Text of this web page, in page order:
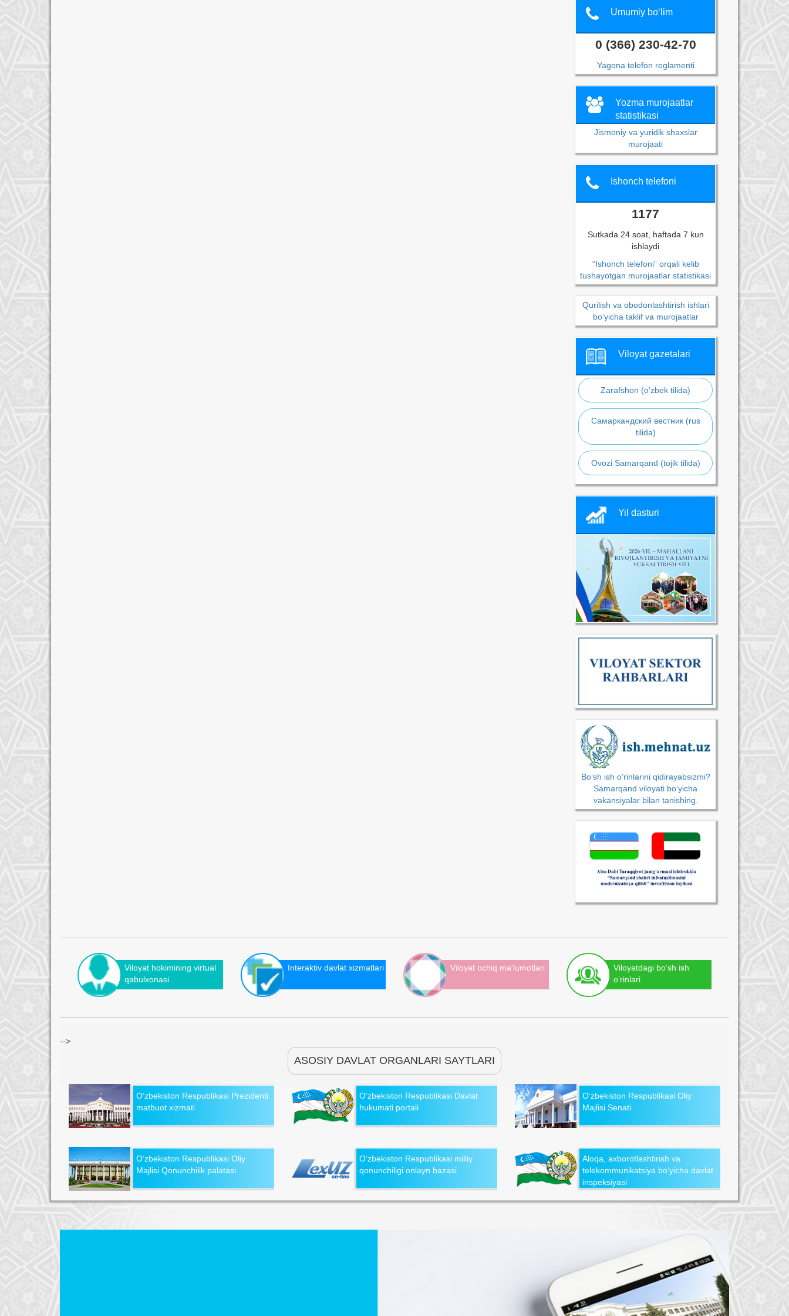
Umumiy bo‘lim
0 (366) 230-42-70
Yagona telefon reglamenti
Yozma murojaatlar
statistikasi
Jismoniy va yuridik shaxslar
murojaati
Ishonch telefoni
1177
Sutkada 24 soat, haftada 7 kun
ishlaydi
“Ishonch telefoni” orqali kelib
tushayotgan murojaatlar statistikasi
Qurilish va obodonlashtirish ishlari
bo‘yicha taklif va murojaatlar
Viloyat gazetalari
Zarafshon (o‘zbek tilida)
Самаркандский вестник (rus
tilida)
Ovozi Samarqand (tojik tilida)
Yil dasturi
Bo‘sh ish o‘rinlarini qidirayabsizmi?
Samarqand viloyati bo‘yicha
vakansiyalar bilan tanishing.
Viloyat hokimining virtual
qabulxonasi
Interaktiv davlat xizmatlari Viloyat ochiq ma'lumotlari
Viloyatdagi bo‘sh ish
o‘rinlari
-->
ASOSIY DAVLAT ORGANLARI SAYTLARI
O‘zbekiston Respublikasi Prezidenti
matbuot xizmati
O‘zbekiston Respublikasi Davlat
hukumati portali
O‘zbekiston Respublikasi Oliy
Majlisi Senati
O‘zbekiston Respublikasi Oliy
Majlisi Qonunchilik palatasi
O‘zbekiston Respublikasi milliy
qonunchiligi onlayn bazasi
Aloqa, axborotlashtirish va
telekommunikatsiya bo‘yicha davlat
inspeksiyasi